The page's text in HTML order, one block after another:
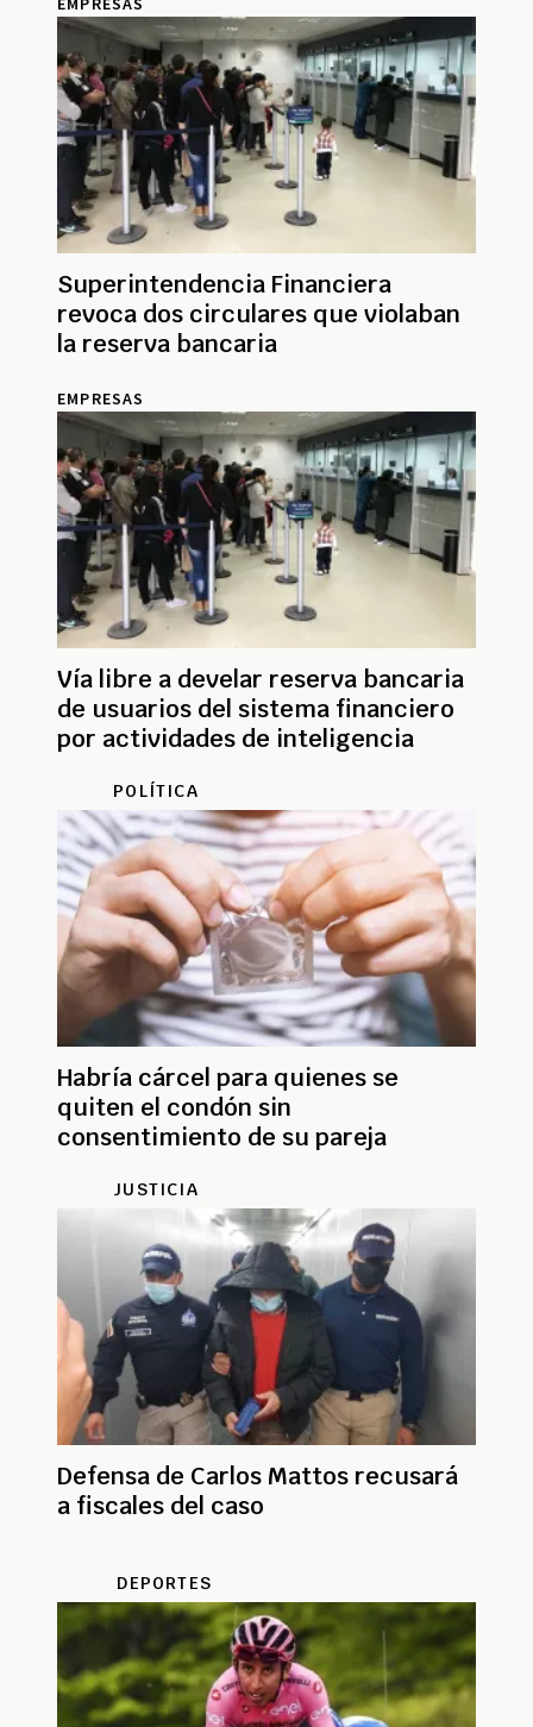
Superintendencia Financiera
revoca dos circulares que violaban
la reserva bancaria
EMPRESAS
Vía libre a develar reserva bancaria
de usuarios del sistema financiero
por actividades de inteligencia
POLÍTICA
Habría cárcel para quienes se
quiten el condón sin
consentimiento de su pareja
JUSTICIA
Defensa de Carlos Mattos recusará
a fiscales del caso
DEPORTES